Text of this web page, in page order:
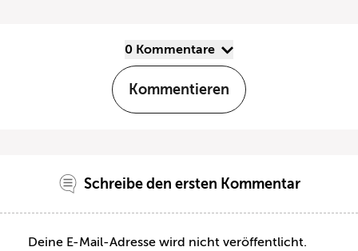
0 Kommentare
Kommentieren
Schreibe den ersten Kommentar
Deine E-Mail-Adresse wird nicht veröffentlicht.